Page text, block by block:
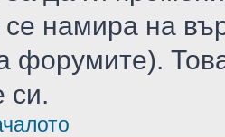
намира на
форумите).
си.